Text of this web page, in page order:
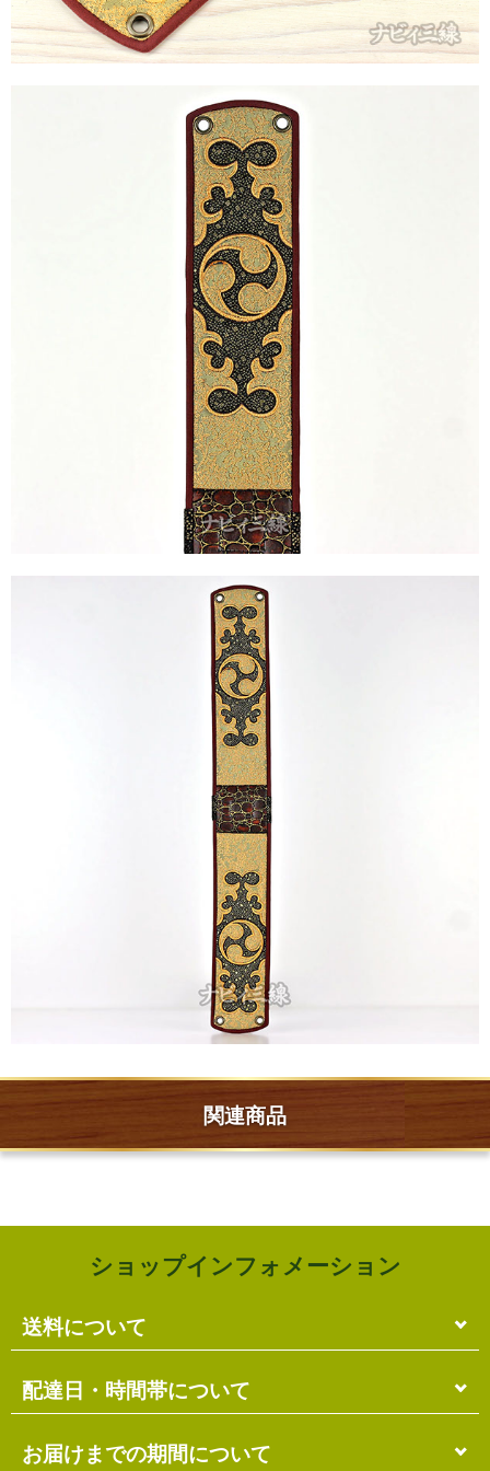
関連商品
ショップインフォメーション
送料について
単品のみの場合
各商品に記載の送料となります。
複数商品の場合
配達日・時間帯について
配達日・配達時間帯のご指定は出来ません。
お届けまでの期間について